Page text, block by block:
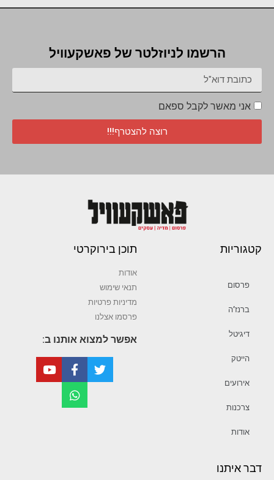
הרשמו לניוזלטר של פאשקעוויל
אני מאשר לקבל ספאם
רוצה להצטרף!!!
קטגוריות
פרסום
ברנז’ה
דיגיטל
הייטק
אירועים
צרכנות
אודות
תוכן בירוקרטי
אודות
תנאי שימוש
מדיניות פרטיות
פרסמו אצלנו
אפשר למצוא אותנו ב:
דבר איתנו